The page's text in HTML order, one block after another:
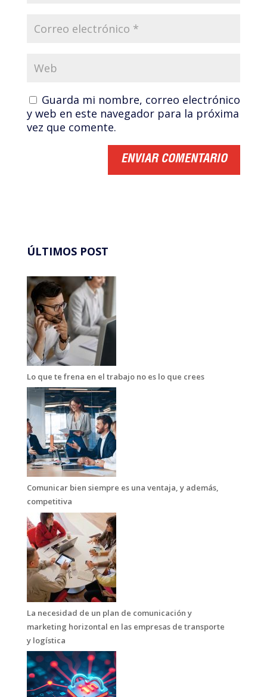
Guarda mi nombre, correo electrónico
y web en este navegador para la próxima
vez que comente.
ÚLTIMOS POST
Lo que te frena en el trabajo no es lo que crees
Comunicar bien siempre es una ventaja, y además,
competitiva
La necesidad de un plan de comunicación y
marketing horizontal en las empresas de transporte
y logística